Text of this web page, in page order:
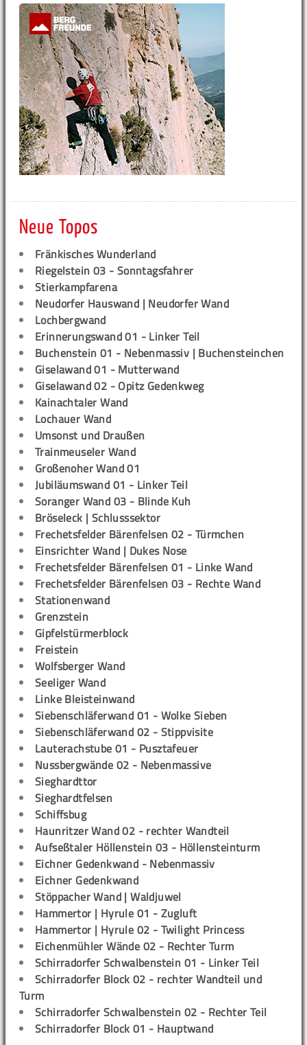
Neue Topos
Fränkisches Wunderland
Riegelstein 03 - Sonntagsfahrer
Stierkampfarena
Neudorfer Hauswand | Neudorfer Wand
Lochbergwand
Erinnerungswand 01 - Linker Teil
Buchenstein 01 - Nebenmassiv | Buchensteinchen
Giselawand 01 - Mutterwand
Giselawand 02 - Opitz Gedenkweg
Kainachtaler Wand
Lochauer Wand
Umsonst und Draußen
Trainmeuseler Wand
Großenoher Wand 01
Jubiläumswand 01 - Linker Teil
Soranger Wand 03 - Blinde Kuh
Bröseleck | Schlusssektor
Frechetsfelder Bärenfelsen 02 - Türmchen
Einsrichter Wand | Dukes Nose
Frechetsfelder Bärenfelsen 01 - Linke Wand
Frechetsfelder Bärenfelsen 03 - Rechte Wand
Stationenwand
Grenzstein
Gipfelstürmerblock
Freistein
Wolfsberger Wand
Seeliger Wand
Linke Bleisteinwand
Siebenschläferwand 01 - Wolke Sieben
Siebenschläferwand 02 - Stippvisite
Lauterachstube 01 - Pusztafeuer
Nussbergwände 02 - Nebenmassive
Sieghardttor
Sieghardtfelsen
Schiffsbug
Haunritzer Wand 02 - rechter Wandteil
Aufseßtaler Höllenstein 03 - Höllensteinturm
Eichner Gedenkwand - Nebenmassiv
Eichner Gedenkwand
Stöppacher Wand | Waldjuwel
Hammertor | Hyrule 01 - Zugluft
Hammertor | Hyrule 02 - Twilight Princess
Eichenmühler Wände 02 - Rechter Turm
Schirradorfer Schwalbenstein 01 - Linker Teil
Schirradorfer Block 02 - rechter Wandteil und
Turm
Schirradorfer Schwalbenstein 02 - Rechter Teil
Schirradorfer Block 01 - Hauptwand